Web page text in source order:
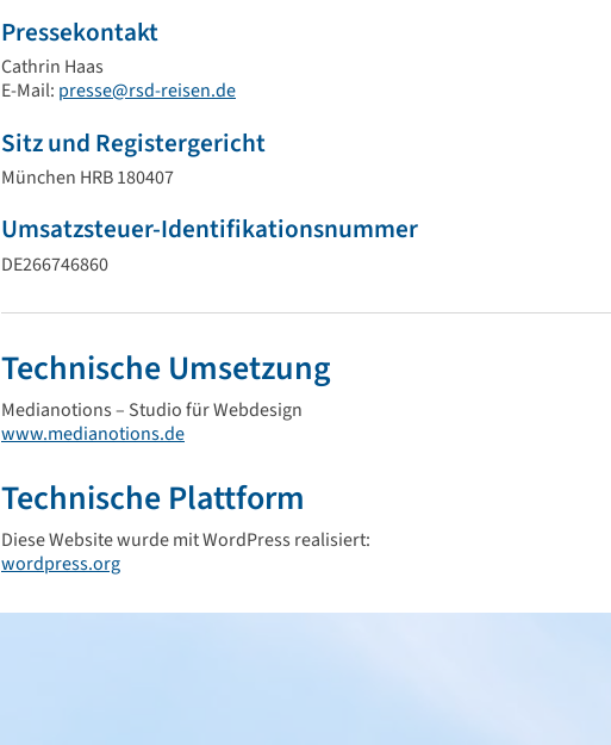
Pressekontakt
Cathrin Haas
E-Mail: presse@rsd-reisen.de
Sitz und Registergericht
München HRB 180407
Umsatzsteuer-Identifikationsnummer
DE266746860
Technische Umsetzung
Medianotions – Studio für Webdesign
www.medianotions.de
Technische Plattform
Diese Website wurde mit WordPress realisiert:
wordpress.org